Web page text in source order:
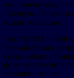
экономическому
Гуандуна, Гонконга
между районами.
Год спустя Си
Чжухай-Макао,
связывающего
физическим
Большого залива.